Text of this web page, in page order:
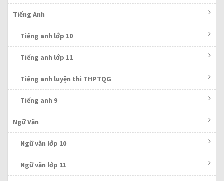
Tiếng Anh
Tiếng anh lớp 10
Tiếng anh lớp 11
Tiếng anh luyện thi THPTQG
Tiếng anh 9
Ngữ Văn
Ngữ văn lớp 10
Ngữ văn lớp 11